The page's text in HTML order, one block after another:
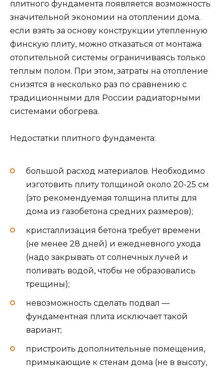
плитного фундамента появляется возможность
значительной экономии на отоплении дома.
если взять за основу конструкции утепленную
финскую плиту, можно отказаться от монтажа
отопительной системы ограничиваясь только
теплым полом. При этом, затраты на отопление
снизятся в несколько раз по сравнению с
традиционными для России радиаторными
системами обогрева.
Недостатки плитного фундамента:
большой расход материалов. Необходимо
изготовить плиту толщиной около 20-25 см
(это рекомендуемая толщина плиты для
дома из газобетона средних размеров);
кристаллизация бетона требует времени
(не менее 28 дней) и ежедневного ухода
(надо закрывать от солнечных лучей и
поливать водой, чтобы не образовались
трещины);
невозможность сделать подвал —
фундаментная плита исключает такой
вариант;
пристроить дополнительные помещения,
примыкающие к стенам дома (не в высоту,